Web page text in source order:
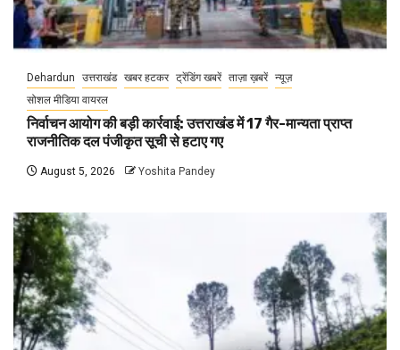
Dehardun उत्तराखंड खबर हटकर ट्रेंडिंग खबरें ताज़ा ख़बरें न्यूज़
सोशल मीडिया वायरल
निर्वाचन आयोग की बड़ी कार्रवाई: उत्तराखंड में 17 गैर-मान्यता प्राप्त
राजनीतिक दल पंजीकृत सूची से हटाए गए
August 5, 2026 Yoshita Pandey